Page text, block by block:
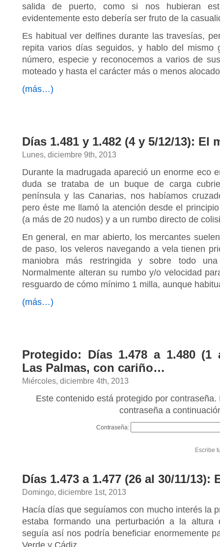
salida de puerto, como si nos hubieran
evidentemente esto debería ser fruto de la
Es habitual ver delfines durante las travesías,
repita varios días seguidos, y hablo del mismo
número, especie y reconocemos a varios de
moteado y hasta el carácter más o menos
(más…)
Días 1.481 y 1.482 (4 y 5/12/13): El
Lunes, diciembre 9th, 2013
Durante la madrugada apareció un enorme eco
duda se trataba de un buque de carga
península y las Canarias, nos habíamos
pero éste me llamó la atención desde el
(a más de 20 nudos) y a un rumbo directo de
En general, en mar abierto, los mercantes
de paso, los veleros navegando a vela tienen
maniobra más restringida y sobre todo
Normalmente alteran su rumbo y/o velocidad
resguardo de cómo mínimo 1 milla, aunque
(más…)
Protegido: Días 1.478 a 1.480 (1
Las Palmas, con cariño…
Miércoles, diciembre 4th, 2013
Este contenido está protegido por
contraseña a
Contraseña:
Escribe
Días 1.473 a 1.477 (26 al 30/11/13):
Domingo, diciembre 1st, 2013
Hacía días que seguíamos con mucho interés la
estaba formando una perturbación a la
seguía así nos podría beneficiar enormemente
Verde y Cádiz.